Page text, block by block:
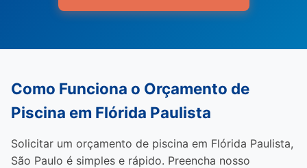
Como Funciona o Orçamento de
Piscina em Flórida Paulista
Solicitar um orçamento de piscina em Flórida Paulista,
São Paulo é simples e rápido. Preencha nosso